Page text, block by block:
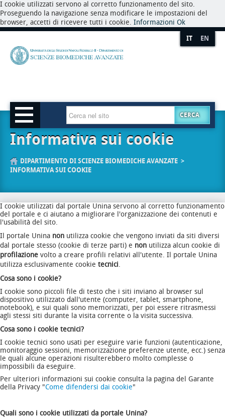
I cookie utilizzati servono al corretto funzionamento del sito.
Proseguendo la navigazione senza modificare le impostazioni del
browser, accetti di ricevere tutti i cookie. Informazioni Ok
IT EN
CERCA
Informativa sui cookie
DIPARTIMENTO DI SCIENZE BIOMEDICHE AVANZATE
INFORMATIVA SUI COOKIE
I cookie utilizzati dal portale Unina servono al corretto funzionamento
del portale e ci aiutano a migliorare l'organizzazione dei contenuti e
l'usabilità del sito.
Il portale Unina non utilizza cookie che vengono inviati da siti diversi
dal portale stesso (cookie di terze parti) e non utilizza alcun cookie di
profilazione volto a creare profili relativi all'utente. Il portale Unina
utilizza esclusivamente cookie tecnici.
Cosa sono i cookie?
I cookie sono piccoli file di testo che i siti inviano al browser sul
dispositivo utilizzato dall'utente (computer, tablet, smartphone,
notebook), e sui quali sono memorizzati, per poi essere ritrasmessi
agli stessi siti durante la visita corrente o la visita successiva.
Cosa sono i cookie tecnici?
I cookie tecnici sono usati per eseguire varie funzioni (autenticazione,
monitoraggio sessioni, memorizzazione preferenze utente, ecc.) senza
le quali alcune operazioni risulterebbero molto complesse o
impossibili da eseguire.
Per ulteriori informazioni sui cookie consulta la pagina del Garante
della Privacy "Come difendersi dai cookie"
Quali sono i cookie utilizzati da portale Unina?